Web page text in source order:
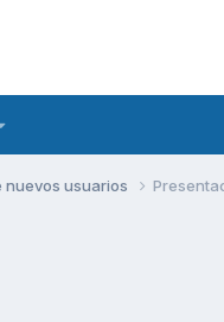
nuevos usuarios